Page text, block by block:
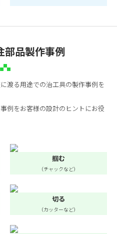
品製作事例
渡る用途での治工具の製作事例を
例をお客様の設計のヒントにお役
掴む
（チャックなど）
切る
（カッターなど）